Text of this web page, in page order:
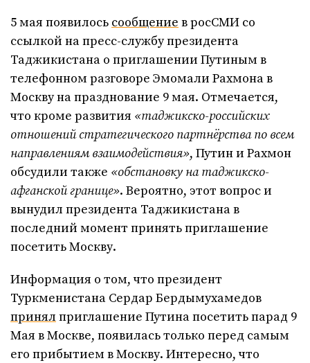
5 мая появилось сообщение в росСМИ со
ссылкой на пресс-службу президента
Таджикистана о приглашении Путиным в
телефонном разговоре Эмомали Рахмона в
Москву на празднование 9 мая. Отмечается,
что кроме развития «таджикско-российских
отношений стратегического партнёрства по всем
направлениям взаимодействия», Путин и Рахмон
обсудили также «обстановку на таджикско-
афганской границе». Вероятно, этот вопрос и
вынудил президента Таджикистана в
последний момент принять приглашение
посетить Москву.
Информация о том, что президент
Туркменистана Сердар Бердымухамедов
принял приглашение Путина посетить парад 9
Мая в Москве, появилась только перед самым
его прибытием в Москву. Интересно, что